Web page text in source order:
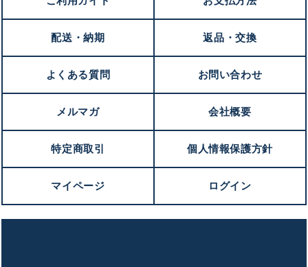
配送・納期 返品・交換
よくある質問 お問い合わせ
メルマガ 会社概要
特定商取引 個人情報保護方針
マイページ ログイン